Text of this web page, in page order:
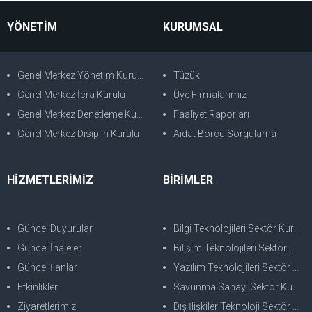
YÖNETİM
Genel Merkez Yönetim Kurulu
Genel Merkez İcra Kurulu
Genel Merkez Denetleme Kurulu
Genel Merkez Disiplin Kurulu
KURUMSAL
Tüzük
Üye Firmalarımız
Faaliyet Raporları
Aidat Borcu Sorgulama
HİZMETLERİMİZ
Güncel Duyurular
Güncel İhaleler
Güncel İlanlar
Etkinlikler
Ziyaretlerimiz
BİRİMLER
Bilgi Teknolojileri Sektör Kurulu
Bilişim Teknolojileri Sektör Kurulu
Yazılım Teknolojileri Sektör Kurulu
Savunma Sanayi Sektör Kurulu
Dış İlişkiler Teknoloji Sektör Kurulu